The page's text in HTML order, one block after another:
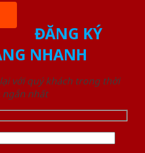
ĐĂNG KÝ
NHANH
với quý khách trong thời
ngắn nhất